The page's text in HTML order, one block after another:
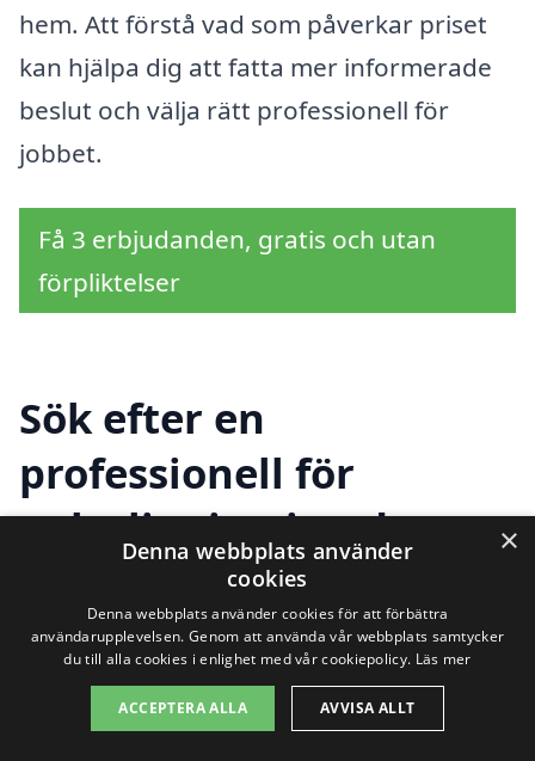
hem. Att förstå vad som påverkar priset
kan hjälpa dig att fatta mer informerade
beslut och välja rätt professionell för
jobbet.
Få 3 erbjudanden, gratis och utan
förpliktelser
Sök efter en
professionell för
golvslipning i andra
städer nära Ingelstad
Om du letar efter golvslipning i Ingelstad
har du kommit till rätt ställe. Att slipa golv
×
Denna webbplats använder
cookies
Denna webbplats använder cookies för att förbättra
användarupplevelsen. Genom att använda vår webbplats samtycker
du till alla cookies i enlighet med vår cookiepolicy. Läs mer
ACCEPTERA ALLA AVVISA ALLT